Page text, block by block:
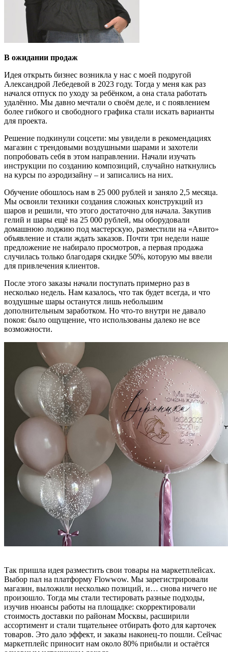
В ожидании продаж
Идея открыть бизнес возникла у нас с моей подругой
Александрой Лебедевой в 2023 году. Тогда у меня как раз
начался отпуск по уходу за ребёнком, а она стала работать
удалённо. Мы давно мечтали о своём деле, и с появлением
более гибкого и свободного графика стали искать варианты
для проекта.
Решение подкинули соцсети: мы увидели в рекомендациях
магазин с трендовыми воздушными шарами и захотели
попробовать себя в этом направлении. Начали изучать
инструкции по созданию композиций, случайно наткнулись
на курсы по аэродизайну – и записались на них.
Обучение обошлось нам в 25 000 рублей и заняло 2,5 месяца.
Мы освоили техники создания сложных конструкций из
шаров и решили, что этого достаточно для начала. Закупив
гелий и шары ещё на 25 000 рублей, мы оборудовали
домашнюю лоджию под мастерскую, разместили на «Авито»
объявление и стали ждать заказов. Почти три недели наше
предложение не набирало просмотров, а первая продажа
случилась только благодаря скидке 50%, которую мы ввели
для привлечения клиентов.
После этого заказы начали поступать примерно раз в
несколько недель. Нам казалось, что так будет всегда, и что
воздушные шары останутся лишь небольшим
дополнительным заработком. Но что-то внутри не давало
покоя: было ощущение, что использованы далеко не все
возможности.
Так пришла идея разместить свои товары на маркетплейсах.
Выбор пал на платформу Flowwow. Мы зарегистрировали
магазин, выложили несколько позиций, и… снова ничего не
произошло. Тогда мы стали тестировать разные подходы,
изучив нюансы работы на площадке: скорректировали
стоимость доставки по районам Москвы, расширили
ассортимент и стали тщательнее отбирать фото для карточек
товаров. Это дало эффект, и заказы наконец-то пошли. Сейчас
маркетплейс приносит нам около 80% прибыли и остаётся